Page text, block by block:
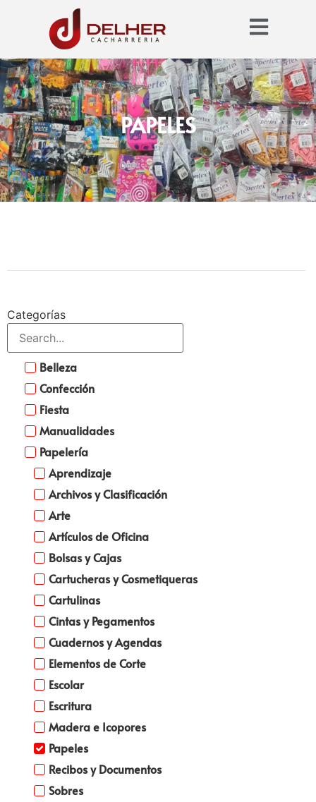
PAPELES
Categorías
Belleza
Confección
Fiesta
Manualidades
Papelería
Aprendizaje
Archivos y Clasificación
Arte
Artículos de Oficina
Bolsas y Cajas
Cartucheras y Cosmetiqueras
Cartulinas
Cintas y Pegamentos
Cuadernos y Agendas
Elementos de Corte
Escolar
Escritura
Madera e Icopores
Papeles
Recibos y Documentos
Sobres